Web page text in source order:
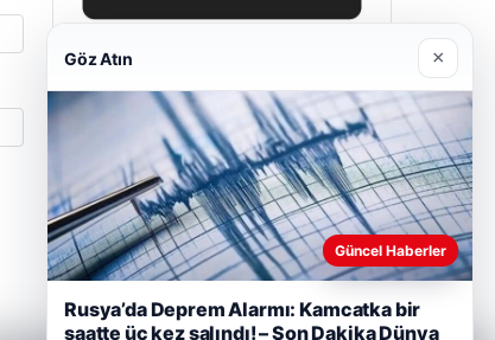
Prenses Night Club
29/04/2026
Göz Atın ×
Güncel Haberler
Rusya’da Deprem Alarmı: Kamcatka bir
saatte üç kez salındı! – Son Dakika Dünya